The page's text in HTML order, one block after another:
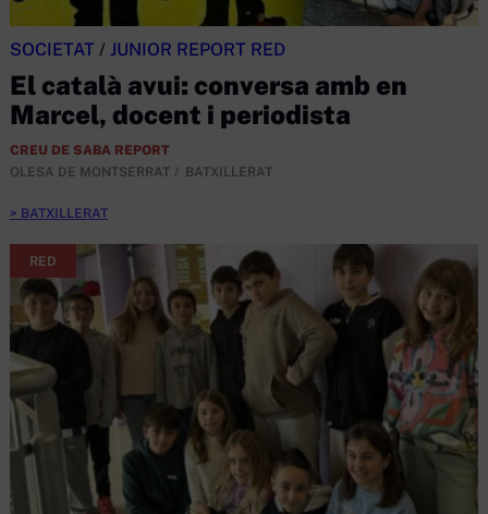
SOCIETAT / JUNIOR REPORT RED
El català avui: conversa amb en
Marcel, docent i periodista
CREU DE SABA REPORT
OLESA DE MONTSERRAT
BATXILLERAT
BATXILLERAT
RED